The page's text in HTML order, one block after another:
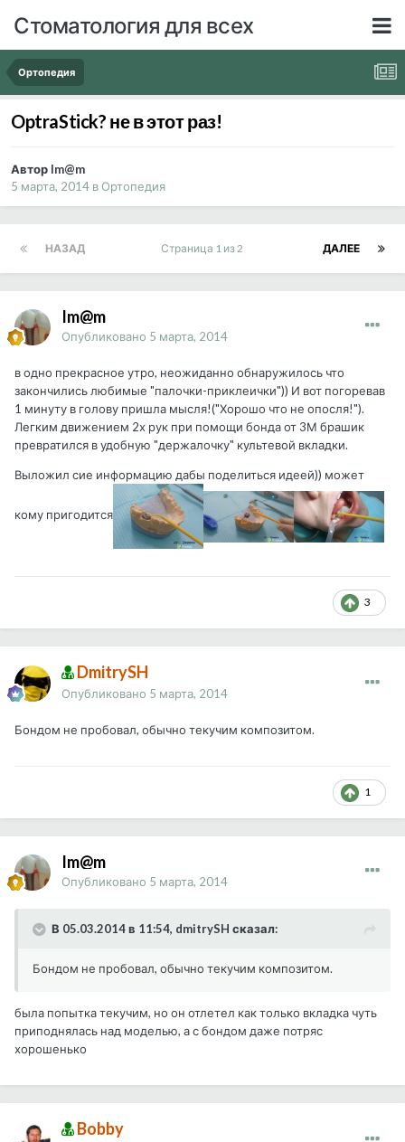
Стоматология для всех
Ортопедия
OptraStick? не в этот раз!
Автор Im@m
5 марта, 2014 в Ортопедия
НАЗАД ДАЛЕЕ
Страница 1 из 2
Im@m
Опубликовано 5 марта, 2014
в одно прекрасное утро, неожиданно обнаружилось что
закончились любимые "палочки-приклеички")) И вот погоревав
1 минуту в голову пришла мысля!("Хорошо что не опосля!").
Легким движением 2х рук при помощи бонда от 3М брашик
превратился в удобную "держалочку" культевой вкладки.
Выложил сие информацию дабы поделиться идеей)) может
кому пригодится
3
DmitrySH
Опубликовано 5 марта, 2014
Бондом не пробовал, обычно текучим композитом.
1
Im@m
Опубликовано 5 марта, 2014
В 05.03.2014 в 11:54, dmitrySH сказал:
Бондом не пробовал, обычно текучим композитом.
была попытка текучим, но он отлетел как только вкладка чуть
приподнялась над моделью, а с бондом даже потряс
хорошенько
Bobby